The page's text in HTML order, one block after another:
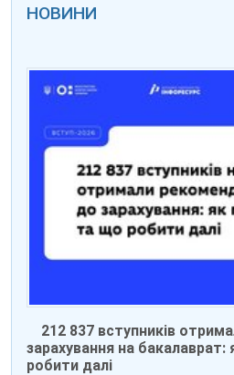
НОВИНИ
212 837 вступників
зарахування на бакалаврат:
робити далі